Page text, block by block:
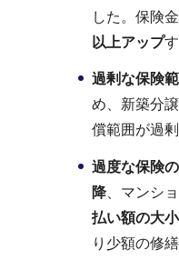
した。保険
以上アップ
過剰な保険
め、新築分
償範囲が過
過度な保険
降、マンシ
払い額の大
り少額の修